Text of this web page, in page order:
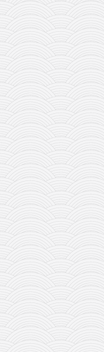
ćirilica
porodične priče
umesto tvitera
kalendar srpski
azbuki i knjige
Okinava karate
najnovije na blogu
moje beleške
istorija karatea
bubishi
karate
kihon
naihanchi
kushanku
passai
temashiwari
kobudo
nunchaku